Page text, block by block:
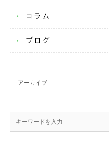
コラム
ブログ